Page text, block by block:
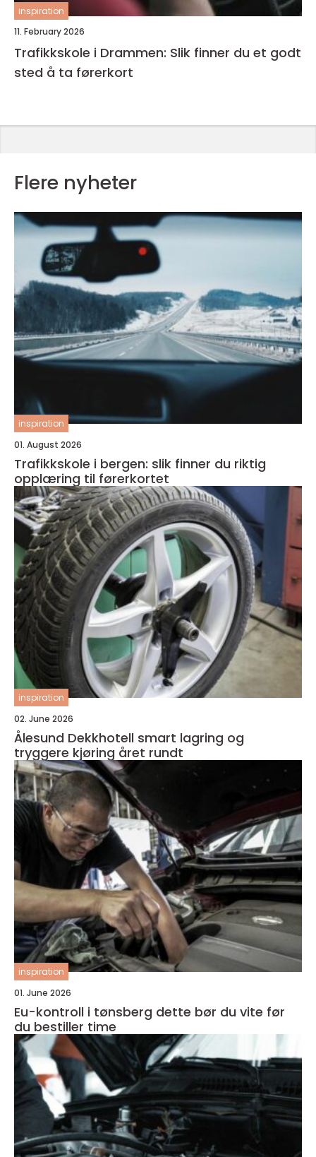
inspiration
11. February 2026
Trafikkskole i Drammen: Slik finner du et godt
sted å ta førerkort
Flere nyheter
inspiration
01. August 2026
Trafikkskole i bergen: slik finner du riktig
opplæring til førerkortet
inspiration
02. June 2026
Ålesund Dekkhotell smart lagring og
tryggere kjøring året rundt
inspiration
01. June 2026
Eu-kontroll i tønsberg dette bør du vite før
du bestiller time